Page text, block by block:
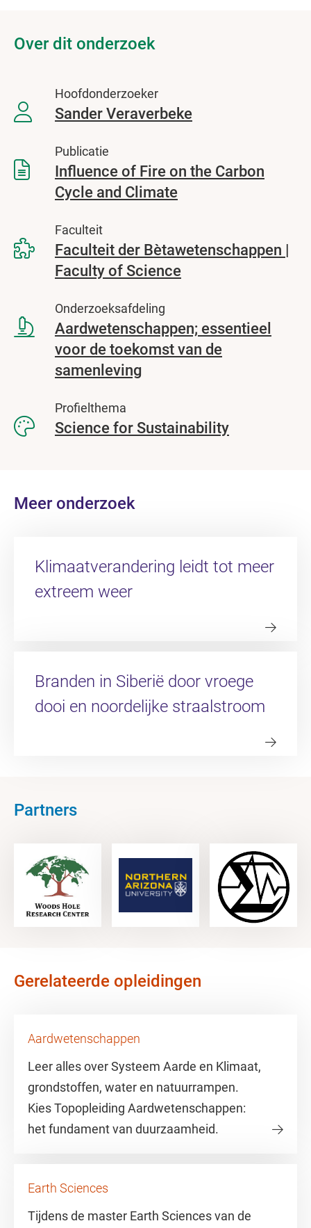
Over dit onderzoek
Hoofdonderzoeker
Sander Veraverbeke
Publicatie
Influence of Fire on the Carbon
Cycle and Climate
Faculteit
Faculteit der Bètawetenschappen |
Faculty of Science
Onderzoeksafdeling
Aardwetenschappen; essentieel
voor de toekomst van de
samenleving
Profielthema
Science for Sustainability
Meer onderzoek
Klimaatverandering leidt tot meer
extreem weer
Branden in Siberië door vroege
dooi en noordelijke straalstroom
Partners
Gerelateerde opleidingen
Aardwetenschappen
Leer alles over Systeem Aarde en Klimaat,
grondstoffen, water en natuurrampen.
Kies Topopleiding Aardwetenschappen:
het fundament van duurzaamheid.
Earth Sciences
Tijdens de master Earth Sciences van de